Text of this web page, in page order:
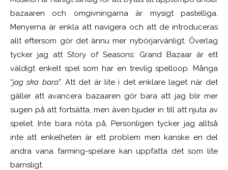
bazaaren och omgivningarna är mysigt pastelliga.
Menyerna är enkla att navigera och att de introduceras
allt eftersom gör det ännu mer nybörjarvänligt. Överlag
tycker jag att Story of Seasons: Grand Bazaar är ett
väldigt enkelt spel som har en trevlig spelloop. Många
“jag ska bara”. Att det är lite i det enklare laget när det
gäller att avancera bazaaren gör bara att jag blir mer
sugen på att fortsätta, men även bjuder in till att njuta av
spelet. Inte bara nöta på. Personligen tycker jag alltså
inte att enkelheten är ett problem men kanske en del
andra vana farming-spelare kan uppfatta det som lite
barnsligt.